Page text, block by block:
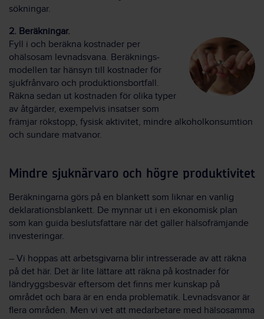
sökningar.
2. Beräkningar.
Fyll i och beräkna kostnader per
ohälsosam levnads­vana. Beräknings­
modellen tar hänsyn till kostnader för
sjuk­frånvaro och produktions­bortfall.
Räkna sedan ut kostnaden för olika typer
av åtgärder, exempelvis insatser som
främjar rökstopp, fysisk aktivitet, mindre alkohol­konsumtion
och sundare matvanor.
Mindre sjuknärvaro och högre produktivitet
Beräkningarna görs på en blankett som liknar en vanlig
deklarations­blankett. De mynnar ut i en ekonomisk plan
som kan guida besluts­fattare när det gäller hälso­främjande
investeringar.
– Vi hoppas att arbetsgivarna blir intresserade av att räkna
på det här. Det är lite lättare att räkna på kostnader för
ländryggs­besvär eftersom det finns mer kunskap på
området och bara är en enda problematik. Levnads­vanor är
flera områden. Men vi vet att medarbetare med hälsosamma